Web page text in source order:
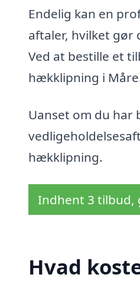
Endelig kan en
aftaler, hvilket
Ved at bestille et
hækklipning i
Uanset om du har
hækklipning.
Indhent 3 tilbud,
Hvad